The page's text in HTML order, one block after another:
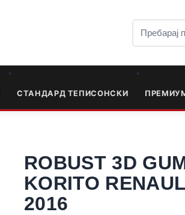
СТАНДАРД ТЕПИСОНСКИ
ROBUST 3D
KORITO
2016